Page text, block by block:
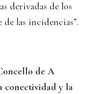
derivadas de los
las incidencias”.
de A
conectividad y la